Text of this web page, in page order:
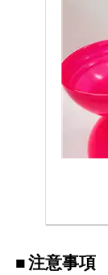
注意事項